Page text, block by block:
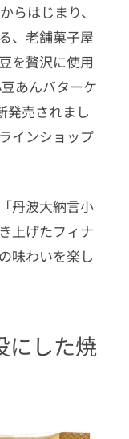
らはじまり、
、老舗菓子屋
を贅沢に使用
あんバターケ
発売されまし
インショップ
丹波大納言小
上げたフィナ
味わいを楽し
にした焼